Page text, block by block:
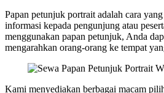
Papan petunjuk portrait adalah cara
informasi kepada pengunjung atau
menggunakan papan petunjuk, Anda
mengarahkan orang-orang ke tempat
Kami menyediakan berbagai macam